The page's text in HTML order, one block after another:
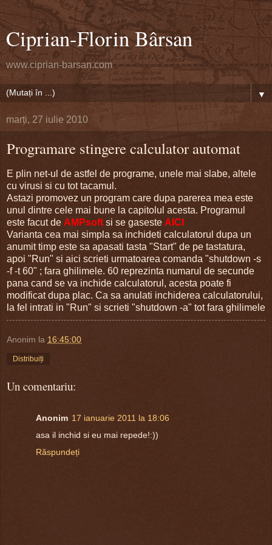
Ciprian-Florin Bârsan
www.ciprian-barsan.com
▼
marți, 27 iulie 2010
Programare stingere calculator automat
E plin net-ul de astfel de programe, unele mai slabe, altele
cu virusi si cu tot tacamul.
Astazi promovez un program care dupa parerea mea este
unul dintre cele mai bune la capitolul acesta. Programul
este facut de AMPsoft si se gaseste AICI
Varianta cea mai simpla sa inchideti calculatorul dupa un
anumit timp este sa apasati tasta "Start" de pe tastatura,
apoi "Run" si aici scrieti urmatoarea comanda "shutdown -s
-f -t 60" ; fara ghilimele. 60 reprezinta numarul de secunde
pana cand se va inchide calculatorul, acesta poate fi
modificat dupa plac. Ca sa anulati inchiderea calculatorului,
la fel intrati in "Run" si scrieti "shutdown -a" tot fara ghilimele
Anonim la 16:45:00
Distribuiți
Un comentariu:
Anonim 17 ianuarie 2011 la 18:06
asa il inchid si eu mai repede!:))
Răspundeți